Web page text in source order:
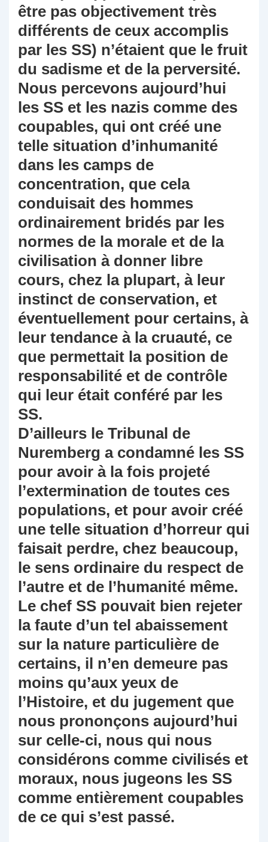
être pas objectivement très
différents de ceux accomplis
par les SS) n’étaient que le fruit
du sadisme et de la perversité.
Nous percevons aujourd’hui
les SS et les nazis comme des
coupables, qui ont créé une
telle situation d’inhumanité
dans les camps de
concentration, que cela
conduisait des hommes
ordinairement bridés par les
normes de la morale et de la
civilisation à donner libre
cours, chez la plupart, à leur
instinct de conservation, et
éventuellement pour certains, à
leur tendance à la cruauté, ce
que permettait la position de
responsabilité et de contrôle
qui leur était conféré par les
SS.
D’ailleurs le Tribunal de
Nuremberg a condamné les SS
pour avoir à la fois projeté
l’extermination de toutes ces
populations, et pour avoir créé
une telle situation d’horreur qui
faisait perdre, chez beaucoup,
le sens ordinaire du respect de
l’autre et de l’humanité même.
Le chef SS pouvait bien rejeter
la faute d’un tel abaissement
sur la nature particulière de
certains, il n’en demeure pas
moins qu’aux yeux de
l’Histoire, et du jugement que
nous prononçons aujourd’hui
sur celle-ci, nous qui nous
considérons comme civilisés et
moraux, nous jugeons les SS
comme entièrement coupables
de ce qui s’est passé.